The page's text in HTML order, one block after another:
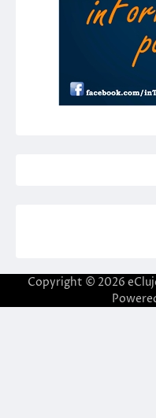
Copyright © 2026